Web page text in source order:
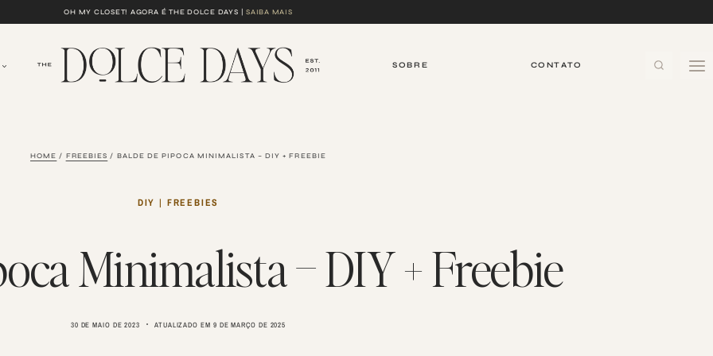
OH MY CLOSET! AGORA É THE DOLCE DAYS |SAIBA MAIS
SOBRE CONTATO
HOME / FREEBIES / BALDE DE PIPOCA MINIMALISTA – DIY + FREEBIE
DIY | FREEBIES
Minimalista – DIY + Freebie
30 DE MAIO DE 2023 ATUALIZADO EM 9 DE MARÇO DE 2025